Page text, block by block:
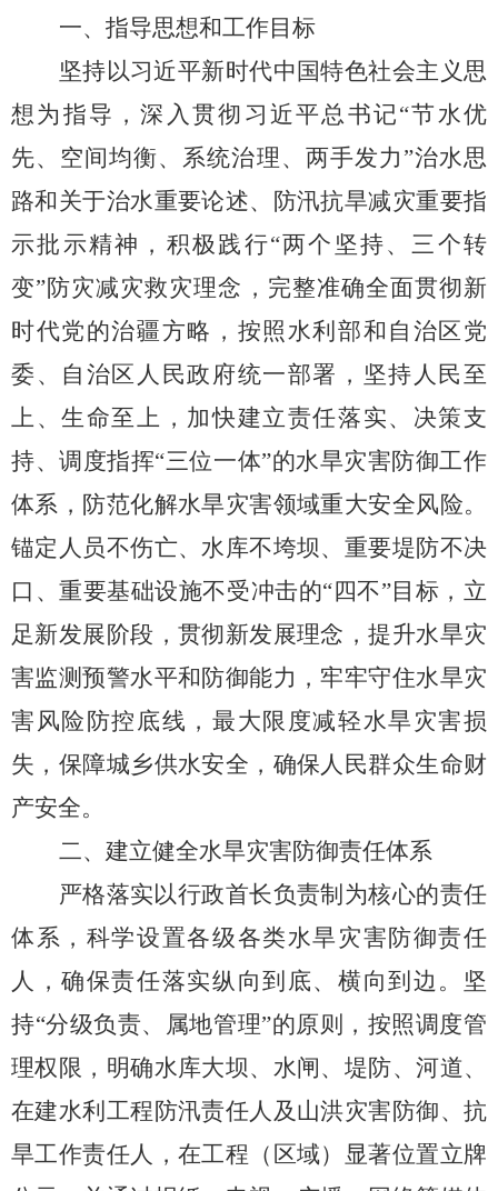
一、 指导思想和工作目标
坚持以习近平新时代中国特色社会主义思
想为指导，深入贯彻习近平总书记“节水优
先、空间均衡、系统治理、两手发力”治水思
路和关于治水重要论述、防汛抗旱减灾重要指
示批示精神，积极践行“两个坚持、三个转
变”防灾减灾救灾理念，完整准确全面贯彻新
时代党的治疆方略，按照水利部和自治区党
委、
自治区 人民政府统一部署 ， 坚持人民至
上、生命至上， 加快建立责任落实、决策支
持、调度指挥“三位一体”的水旱灾害防御工作
体系， 防范化解水旱灾害领域重大安全风险。
锚定人员不伤亡、水库不垮坝、重要堤防不决
口、重要基础设施不受冲击的“ 四不”目标，立
足新发展阶段，贯彻新发展理念，提升水旱灾
害监测预警水平和防御能力，牢牢守住水旱灾
害风险防控底线，最大限度减轻水旱灾害损
失，保障城乡供水安全，确保人民群众生命财
产安全。
二、 建立健全水旱灾害防御责任体系
严格落实以行政首长负责制为核心的责任
体系， 科学设置各级各类水旱灾害防御责任
人 ，确保责任落实纵向到底、横向到边。坚
持“分级负责、属地管理”的原则 ，按照调度管
理权限，明确水库大坝、水闸、堤防、河道、
在建水利工程防汛责任人及山洪灾害防御、抗
旱工作责任人，在工程 （ 区域） 显著位置立牌